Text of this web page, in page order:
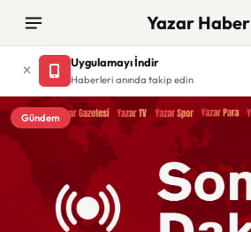
Yazar Haber
Uygulamayı İndir
Haberleri anında takip edin
Gündem